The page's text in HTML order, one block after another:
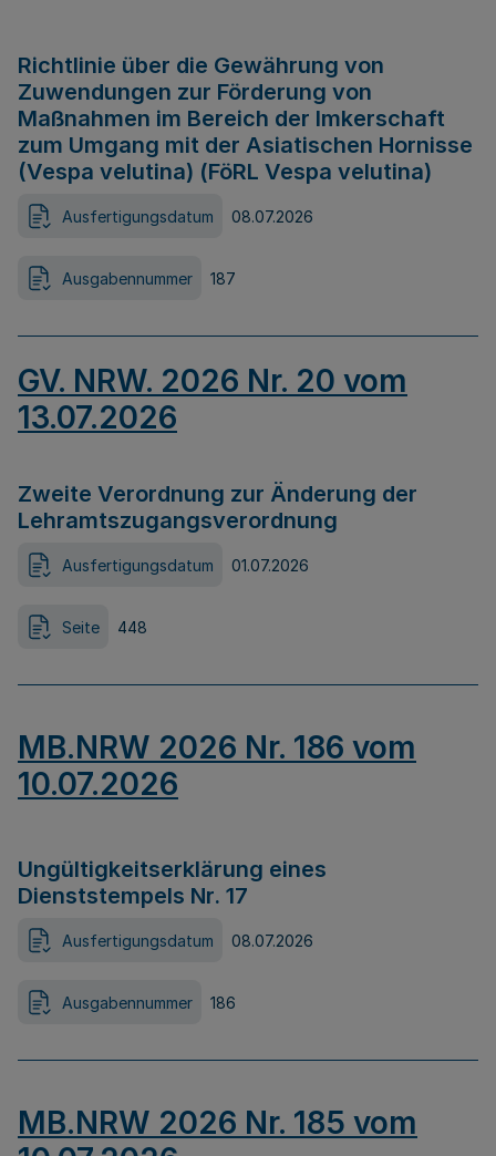
Richtlinie über die Gewährung von
Zuwendungen zur Förderung von
Maßnahmen im Bereich der Imkerschaft
zum Umgang mit der Asiatischen Hornisse
(Vespa velutina) (FöRL Vespa velutina)
Ausfertigungsdatum 08.07.2026
Ausgabennummer 187
GV. NRW. 2026 Nr. 20 vom
13.07.2026
Zweite Verordnung zur Änderung der
Lehramtszugangsverordnung
Ausfertigungsdatum 01.07.2026
Seite 448
MB.NRW 2026 Nr. 186 vom
10.07.2026
Ungültigkeitserklärung eines
Dienststempels Nr. 17
Ausfertigungsdatum 08.07.2026
Ausgabennummer 186
MB.NRW 2026 Nr. 185 vom